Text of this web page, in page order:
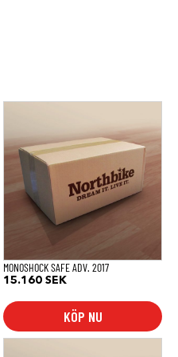
MONOSHOCK SAFE ADV. 2017
15.160 SEK
KÖP NU